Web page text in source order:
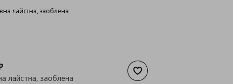
лайстна, заоблена
Добави към списъка с
лайстна, заоблена